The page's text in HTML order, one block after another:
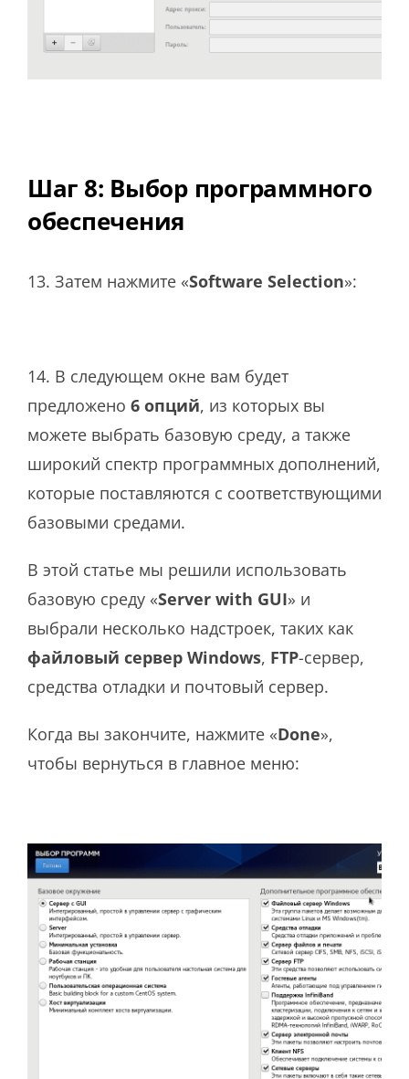
Шаг 8: Выбор программного
обеспечения
13. Затем нажмите «Software Selection»:
14. В следующем окне вам будет
предложено 6 опций, из которых вы
можете выбрать базовую среду, а также
широкий спектр программных дополнений,
которые поставляются с соответствующими
базовыми средами.
В этой статье мы решили использовать
базовую среду «Server with GUI» и
выбрали несколько надстроек, таких как
файловый сервер Windows, FTP-сервер,
средства отладки и почтовый сервер.
Когда вы закончите, нажмите «Done»,
чтобы вернуться в главное меню: